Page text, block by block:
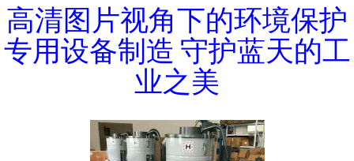
高清图片视角下的环境保护
专用设备制造 守护蓝天的工
业之美